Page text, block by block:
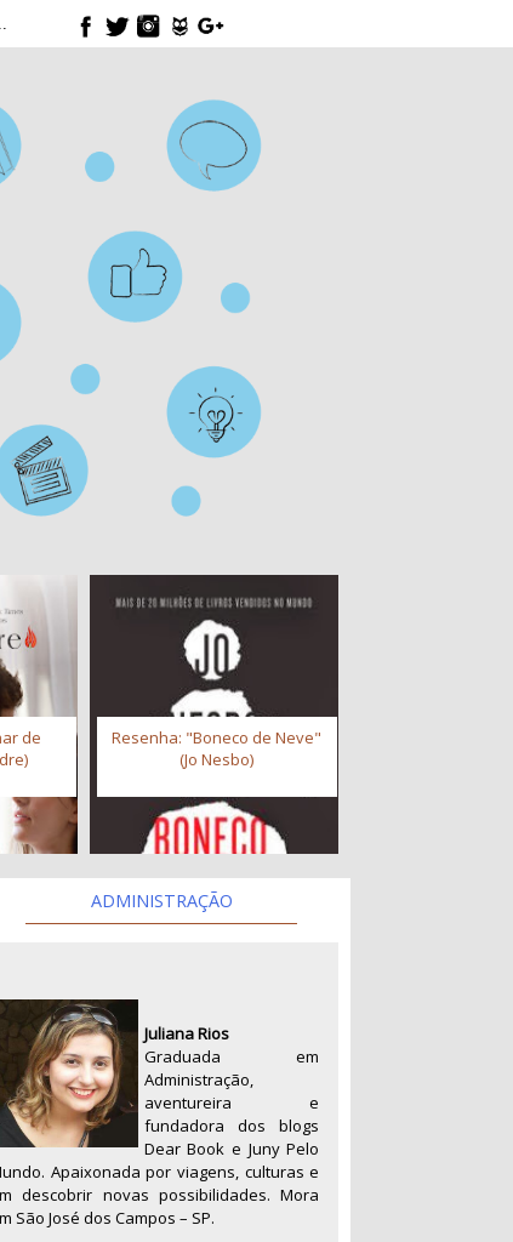
de
Resenha: "Boneco de Neve"
(Jo Nesbo)
ADMINISTRAÇÃO
Juliana Rios
Graduada em
Administração,
aventureira e
fundadora dos blogs
Dear Book e Juny Pelo
Apaixonada por viagens, culturas e
descobrir novas possibilidades. Mora
São José dos Campos – SP.